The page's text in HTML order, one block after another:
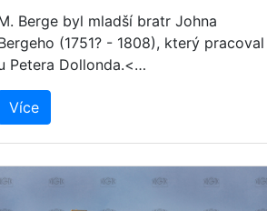
Berge byl mladší bratr Johna
(1751? - 1808), který pracoval
Petera Dollonda.<…
Více